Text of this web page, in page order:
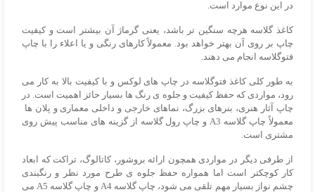
در این نوع موارد است.
کاغذ گلاسه هرچه سنگین تر باشد، یعنی گرماژ آن بیشتر است و کیفیت
چاپ بر روی آن بهتر خواهد بود. معمولاً کارهای رنگی و یا اعلاء را با چاپ
فتوگلاسه انجام می دهند.
به طور کلی کاغذ فتوگلاسه در چاپ های لوکس و با کیفیت بالا به کار می
رود، مواردی که حفظ کیفیت و جلوه ی رنگ ها بسیار حائز اهمیت است. در
چاپ آثار هنری، بنرهای بزرگ، نماهای خارجی و داخلی معماری و پلان ها
معمولاً چاپ گلاسه A3 و چاپ رول گلاسه از گزینه های مناسب پیش روی
مشتری است.
از طرفی دیگر در مواردی همچون ارائه بروشور، کاتالوگ، تراکت که ابعاد
کار کوچکتر است اما همواره حفظ جلوه ی طرح مورد نظر و رنگبندی
چشم نواز بسیار مهم تلقی می شود، چاپ گلاسه A4 و چاپ گلاسه A5 می